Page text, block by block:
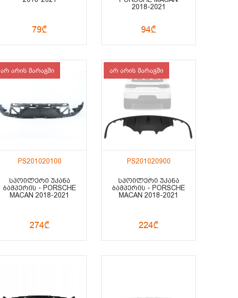
79₾
2018-2021
94₾
არ არის მარაგში
PS201020100
ᲡᲞᲝᲘᲚᲔᲠᲘ ᲣᲙᲐᲜᲐ
ᲑᲐᲛᲞᲔᲠᲘᲡ - PORSCHE
MACAN 2018-2021
274₾
არ არის მარაგში
PS201020900
ᲡᲞᲝᲘᲚᲔᲠᲘ ᲣᲙᲐᲜᲐ
ᲑᲐᲛᲞᲔᲠᲘᲡ - PORSCHE
MACAN 2018-2021
224₾